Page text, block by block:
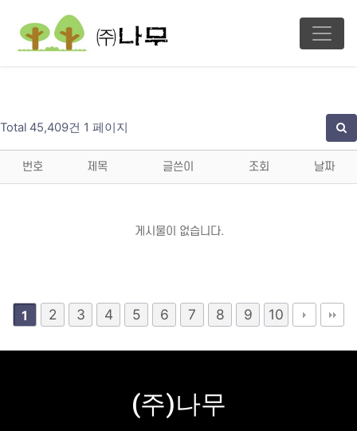
Total 45,409건 1 페이지
번호 제목 글쓴이 조회 날짜
게시물이 없습니다.
1 2 3 4 5 6 7 8 9 10
(주)나무